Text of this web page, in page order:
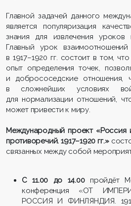
Главной задачей данного
является популяризация
знания для извлечения
Главный урок
в 1917–1920 гг. состоит в том,
опыт определения точек,
и добрососедские отношения,
в сложнейших условиях
для нормализации отношений,
может привести к миру.
Международный проект «Россия
противоречий. 1917–1920 гг.»
связанных между собой
С 11.00 до 14.00пройдёт
конференция «ОТ
РОССИЯ И ФИНЛЯНДИЯ.